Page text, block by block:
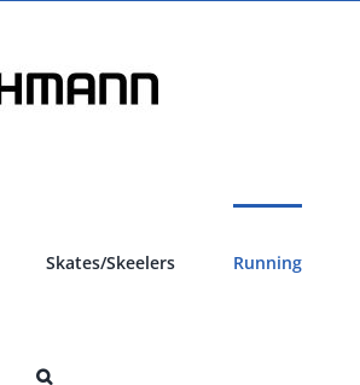
Skates/Skeelers Running